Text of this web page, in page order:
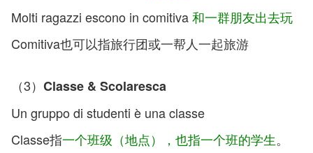
Molti ragazzi escono in comitiva和一群朋友出去玩
Comitiva也可以指旅行团或一帮人一起旅游
（3） Classe & Scolaresca
Un gruppo di studenti è una classe
Classe指一个班级（地点），也指一个班的学生。